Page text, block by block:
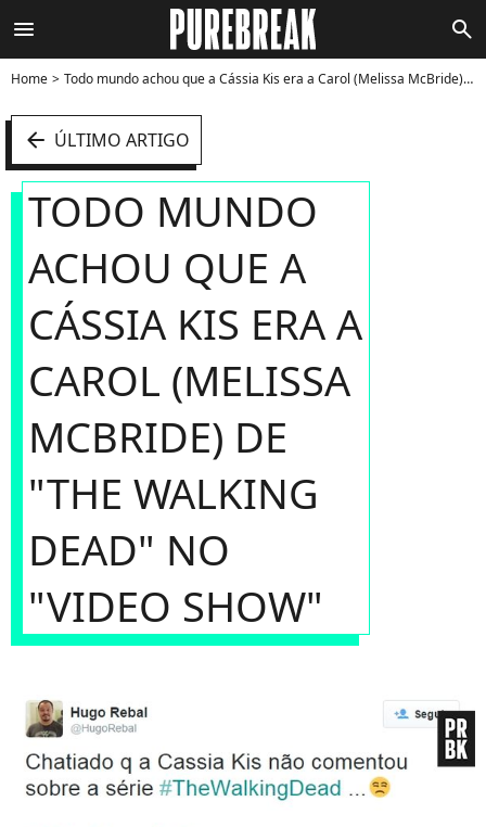
menu search
Home Todo mundo achou que a Cássia Kis era a Carol (Melissa McBride) de "The Walking Dead" no "Video Show" - Foto
arrow_left ÚLTIMO ARTIGO
TODO MUNDO
ACHOU QUE A
CÁSSIA KIS ERA A
CAROL (MELISSA
MCBRIDE) DE
"THE WALKING
DEAD" NO
"VIDEO SHOW"